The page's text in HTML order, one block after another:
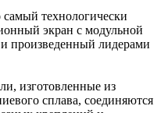
технологически
экран с модульной
произведенный лидерами
изготовленные из
сплава, соединяются